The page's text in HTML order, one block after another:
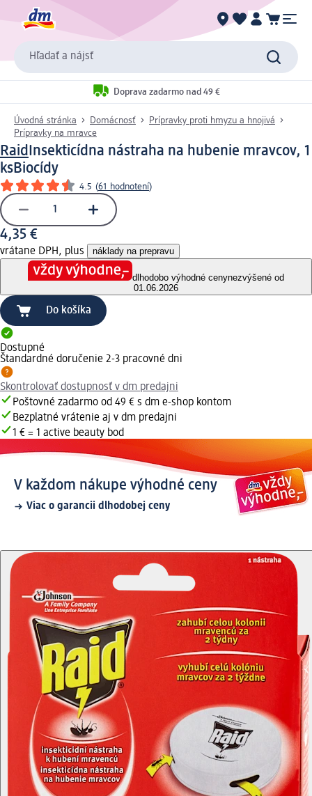
Hľadať a nájsť
Doprava zadarmo nad 49 €
Úvodná stránka Domácnosť
Prípravky proti hmyzu a hnojivá
Prípravky na mravce
Raid Insekticídna nástraha na hubenie mravcov, 1
ksBiocídy
4.5 (61 hodnotení)
4,35 €
vrátane DPH, plus náklady na prepravu
dlhodobo výhodné cenynezvýšené od
01.06.2026
Do košíka
Dostupné
Štandardné doručenie 2-3 pracovné dni
Skontrolovať dostupnosť v dm predajni
Poštovné zadarmo od 49 € s dm e-shop kontom
Bezplatné vrátenie aj v dm predajni
1 € = 1 active beauty bod
V každom nákupe výhodné ceny
Viac o garancii dlhodobej ceny